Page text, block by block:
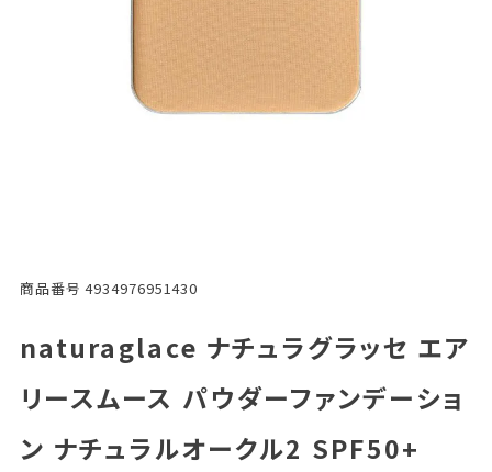
商品番号 4934976951430
naturaglace ナチュラグラッセ エア
リースムース パウダーファンデーショ
ン ナチュラルオークル2 SPF50+